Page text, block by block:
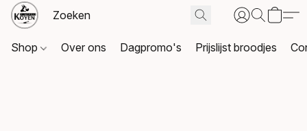
Shop Over ons Dagpromo's Prijslijst broodjes